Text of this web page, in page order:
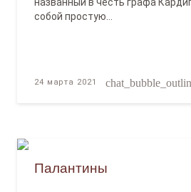
названный в честь графа
собой простую…
24 марта 2021
Палантины